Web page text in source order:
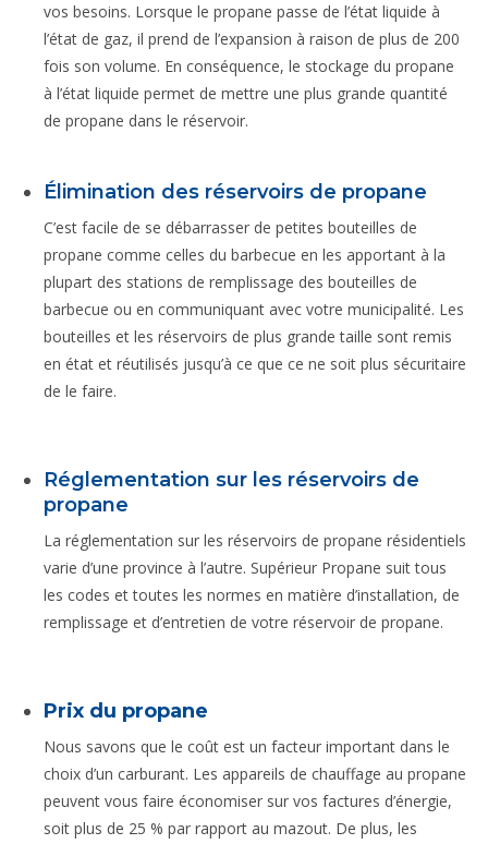
vos besoins. Lorsque le propane passe de l’état liquide à
l’état de gaz, il prend de l’expansion à raison de plus de 200
fois son volume. En conséquence, le stockage du propane
à l’état liquide permet de mettre une plus grande quantité
de propane dans le réservoir.
Élimination des réservoirs de propane
C’est facile de se débarrasser de petites bouteilles de
propane comme celles du barbecue en les apportant à la
plupart des stations de remplissage des bouteilles de
barbecue ou en communiquant avec votre municipalité. Les
bouteilles et les réservoirs de plus grande taille sont remis
en état et réutilisés jusqu’à ce que ce ne soit plus sécuritaire
de le faire.
Réglementation sur les réservoirs de
propane
La réglementation sur les réservoirs de propane résidentiels
varie d’une province à l’autre. Supérieur Propane suit tous
les codes et toutes les normes en matière d’installation, de
remplissage et d’entretien de votre réservoir de propane.
Prix du propane
Nous savons que le coût est un facteur important dans le
choix d’un carburant. Les appareils de chauffage au propane
peuvent vous faire économiser sur vos factures d’énergie,
soit plus de 25 % par rapport au mazout. De plus, les